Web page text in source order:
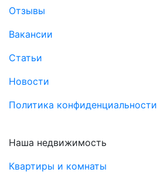
Отзывы
Вакансии
Статьи
Новости
Политика конфиденциальности
Наша недвижимость
Квартиры и комнаты